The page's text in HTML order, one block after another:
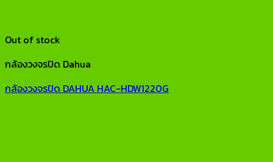
Out of stock
กล้องวงจรปิด Dahua
กล้องวงจรปิด DAHUA HAC-HDW1220G